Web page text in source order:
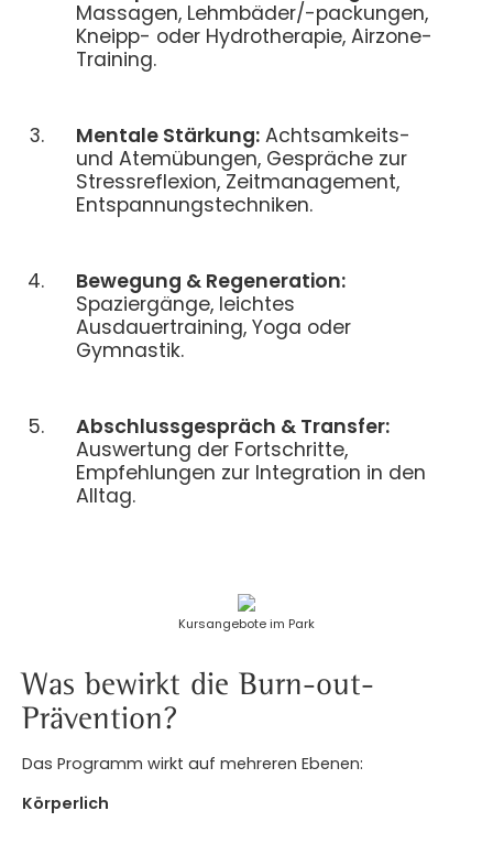
Massagen, Lehmbäder/-packungen,
Kneipp- oder Hydrotherapie, Airzone-
Training.
Mentale Stärkung: Achtsamkeits-
und Atemübungen, Gespräche zur
Stressreflexion, Zeitmanagement,
Entspannungstechniken.
Bewegung & Regeneration:
Spaziergänge, leichtes
Ausdauertraining, Yoga oder
Gymnastik.
Abschlussgespräch & Transfer:
Auswertung der Fortschritte,
Empfehlungen zur Integration in den
Alltag.
Kursangebote im Park
Was bewirkt die Burn-out-
Prävention?
Das Programm wirkt auf mehreren Ebenen:
Körperlich